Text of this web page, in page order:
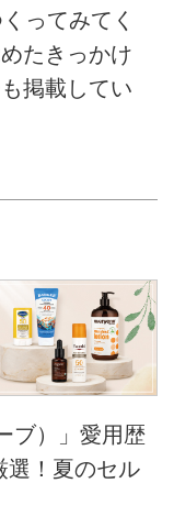
ってみてく
たきっかけ
掲載してい
ブ）」愛用歴
選！夏のセル